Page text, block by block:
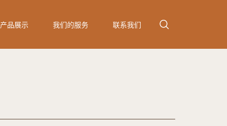
产品展示 我们的服务 联系我们